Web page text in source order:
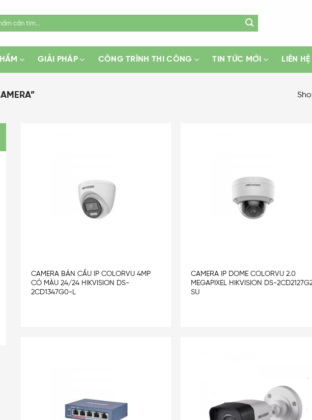
GIẢI PHÁP CÔNG TRÌNH THI CÔNG TIN TỨC MỚI LIÊN HỆ
CAMERA BÁN CẦU IP COLORVU 4MP
CÓ MÀU 24/24 HIKVISION DS-
2CD1347G0-L
CAMERA IP DOME COLORVU 2.0
MEGAPIXEL HIKVISION DS-
SU
wishlist